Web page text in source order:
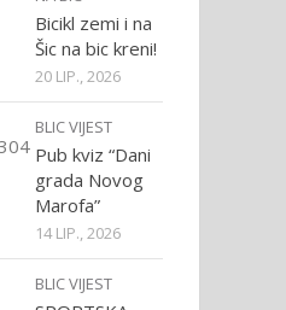
Bicikl zemi i na
Šic na bic kreni!
20 LIP., 2026
BLIC VIJEST
Pub kviz “Dani
grada Novog
Marofa”
14 LIP., 2026
BLIC VIJEST